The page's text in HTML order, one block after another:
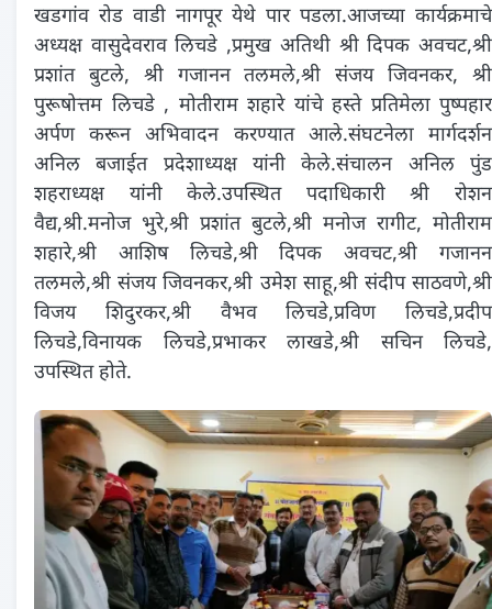
खडगांव रोड वाडी नागपूर येथे पार पडला.आजच्या कार्यक्रमाचे
अध्यक्ष वासुदेवराव लिचडे ,प्रमुख अतिथी श्री दिपक अवचट,श्री
प्रशांत बुटले, श्री गजानन तलमले,श्री संजय जिवनकर, श्री
पुरूषोत्तम लिचडे , मोतीराम शहारे यांचे हस्ते प्रतिमेला पुष्पहार
अर्पण करून अभिवादन करण्यात आले.संघटनेला मार्गदर्शन
अनिल बजाईत प्रदेशाध्यक्ष यांनी केले.संचालन अनिल पुंड
शहराध्यक्ष यांनी केले.उपस्थित पदाधिकारी श्री रोशन
वैद्य,श्री.मनोज भुरे,श्री प्रशांत बुटले,श्री मनोज रागीट, मोतीराम
शहारे,श्री आशिष लिचडे,श्री दिपक अवचट,श्री गजानन
तलमले,श्री संजय जिवनकर,श्री उमेश साहू,श्री संदीप साठवणे,श्री
विजय शिदुरकर,श्री वैभव लिचडे,प्रविण लिचडे,प्रदीप
लिचडे,विनायक लिचडे,प्रभाकर लाखडे,श्री सचिन लिचडे,
उपस्थित होते.